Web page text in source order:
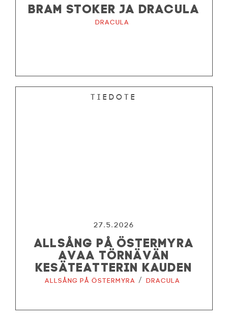
BRAM STOKER JA DRACULA
Dracula
Tiedote
27.5.2026
ALLSÅNG PÅ ÖSTERMYRA
AVAA TÖRNÄVÄN
KESÄTEATTERIN KAUDEN
Allsång på Östermyra / Dracula